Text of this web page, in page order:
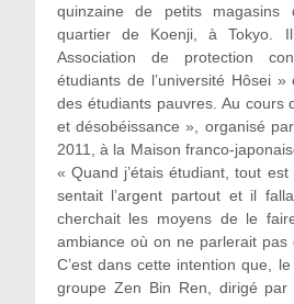
quinzaine de petits magasins
quartier de Koenji, à Tokyo.
Association de protection
étudiants de l’université Hôsei
des étudiants pauvres. Au cours
et désobéissance », organisé
2011, à la Maison franco-
« Quand j’étais étudiant, tout
sentait l’argent partout et il
cherchait les moyens de le
ambiance où on ne parlerait pas
C’est dans cette intention que,
groupe Zen Bin Ren, dirigé par